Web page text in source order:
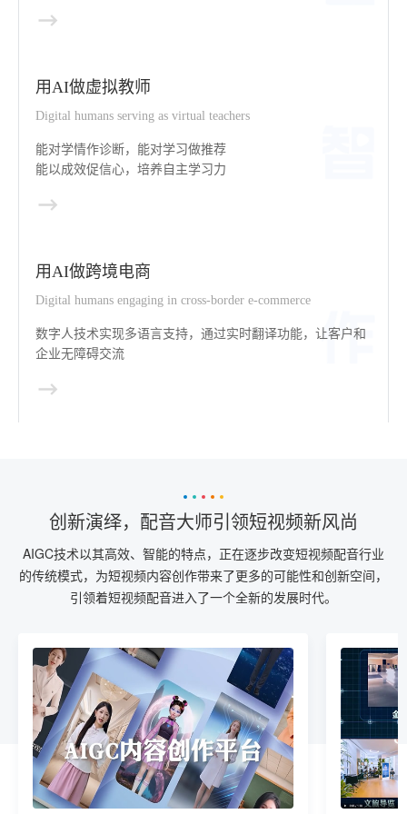
用AI做虚拟教师
Digital humans serving as virtual teachers
能对学情作诊断，能对学习做推荐
能以成效促信心，培养自主学习力
用AI做跨境电商
Digital humans engaging in cross-border e-commerce
数字人技术实现多语言支持，通过实时翻译功能，让客户和
企业无障碍交流
创新演绎，配音大师引领短视频新风尚
AIGC技术以其高效、智能的特点，正在逐步改变短视频配音行业
的传统模式，为短视频内容创作带来了更多的可能性和创新空间，
引领着短视频配音进入了一个全新的发展时代。